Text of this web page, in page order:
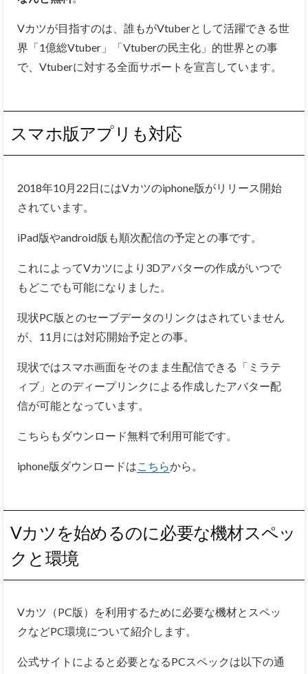
Vカツが目指すのは、誰もがVtuberとして活躍できる世
界「1億総Vtuber」「Vtuberの民主化」的世界との事
で、Vtuberに対する全面サポートを宣言しています。
スマホ版アプリも対応
2018年10月22日にはVカツのiphone版がリリース開始
されています。
iPad版やandroid版も順次配信の予定との事です。
これによってVカツにより3Dアバターの作成がいつで
もどこでも可能になりました。
現状PC版とのセーブデータのリンクはされていません
が、11月には対応開始予定との事。
現状ではスマホ画面をそのまま生配信できる「ミラテ
ィブ」とのディープリンクによる作成したアバター配
信が可能となっています。
こちらもダウンロード無料で利用可能です。
iphone版ダウンロードは こちらから。
Vカツを始めるのに必要な機材スペッ
クと環境
Vカツ（PC版）を利用するために必要な機材とスペッ
クなどPC環境について紹介します。
公式サイトによると必要となるPCスペックは以下の通